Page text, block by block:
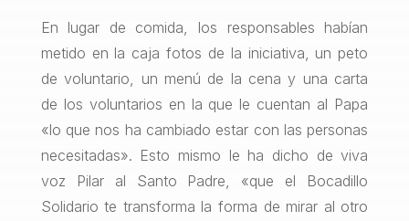
En lugar de comida, los responsables habían
metido en la caja fotos de la iniciativa, un peto
de voluntario, un menú de la cena y una carta
de los voluntarios en la que le cuentan al Papa
«lo que nos ha cambiado estar con las personas
necesitadas». Esto mismo le ha dicho de viva
voz Pilar al Santo Padre, «que el Bocadillo
Solidario te transforma la forma de mirar al otro